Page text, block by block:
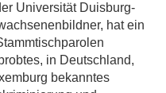
Universität Duisburg-
hat ein
in Deutschland,
bekanntes